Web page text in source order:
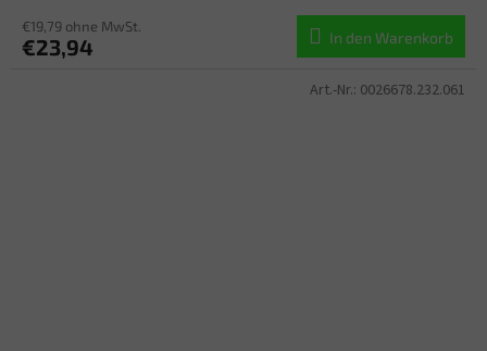
€19,79 ohne MwSt.
€23,94 In den Warenkorb
Art.-Nr.: 0026678.232.061